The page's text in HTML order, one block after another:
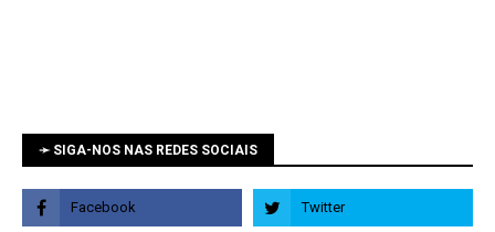
➛ SIGA-NOS NAS REDES SOCIAIS